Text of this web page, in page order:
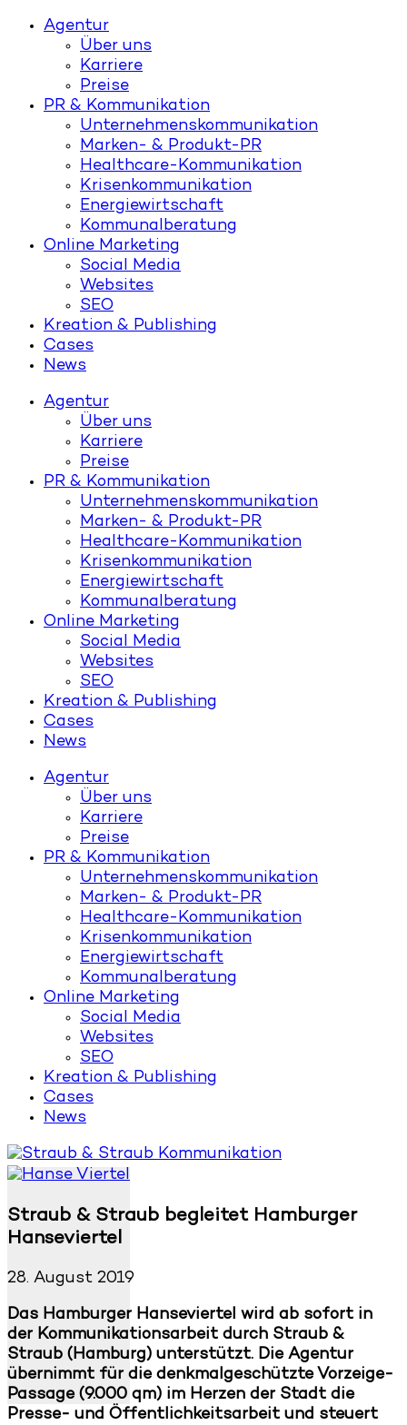
Agentur
Über uns
Karriere
Preise
PR & Kommunikation
Unternehmenskommunikation
Marken- & Produkt-PR
Healthcare-Kommunikation
Krisenkommunikation
Energiewirtschaft
Kommunalberatung
Online Marketing
Social Media
Websites
SEO
Kreation & Publishing
Cases
News
Agentur
Über uns
Karriere
Preise
PR & Kommunikation
Unternehmenskommunikation
Marken- & Produkt-PR
Healthcare-Kommunikation
Krisenkommunikation
Energiewirtschaft
Kommunalberatung
Online Marketing
Social Media
Websites
SEO
Kreation & Publishing
Cases
News
Agentur
Über uns
Karriere
Preise
PR & Kommunikation
Unternehmenskommunikation
Marken- & Produkt-PR
Healthcare-Kommunikation
Krisenkommunikation
Energiewirtschaft
Kommunalberatung
Online Marketing
Social Media
Websites
SEO
Kreation & Publishing
Cases
News
Straub & Straub begleitet Hamburger
Hanseviertel
28. August 2019
Das Hamburger Hanseviertel wird ab sofort in
der Kommunikationsarbeit durch Straub &
Straub (Hamburg) unterstützt. Die Agentur
übernimmt für die denkmalgeschützte Vorzeige-
Passage (9.000 qm) im Herzen der Stadt die
Presse- und Öffentlichkeitsarbeit und steuert